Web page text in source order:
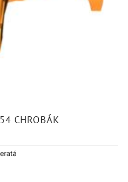
CHROBÁK